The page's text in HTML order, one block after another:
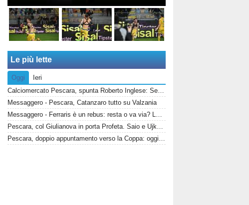
Le più lette
Oggi
Ieri
Calciomercato Pescara, spunta Roberto Inglese: Sebastiani vuole il bomber d’esperienza
Messaggero - Pescara, Catanzaro tutto su Valzania
Messaggero - Ferraris è un rebus: resta o va via? La Salernitana rivorrebbe la punta
Pescara, col Giulianova in porta Profeta. Saio e Ujkaj infortunati
Pescara, doppio appuntamento verso la Coppa: oggi test col Giulianova, poi l’ultima prova generale